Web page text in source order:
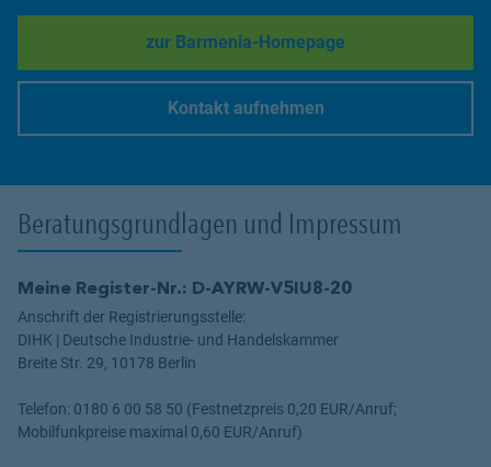
zur Barmenia-Homepage
Link Opens in New Tab
Kontakt aufnehmen
Beratungsgrundlagen und Impressum
Meine Register-Nr.: D-AYRW-V5IU8-20
Anschrift der Registrierungsstelle:
DIHK | Deutsche Industrie- und Handelskammer
Breite Str. 29, 10178 Berlin
Telefon: 0180 6 00 58 50 (Festnetzpreis 0,20 EUR/Anruf;
Mobilfunkpreise maximal 0,60 EUR/Anruf)